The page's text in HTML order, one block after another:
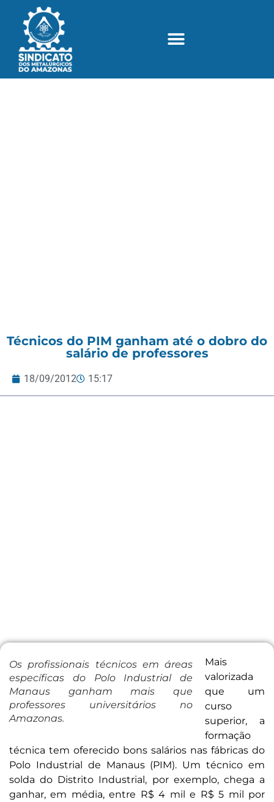
Técnicos do PIM ganham até o dobro do
salário de professores
18/09/2012 15:17
Os profissionais técnicos em áreas
específicas do Polo Industrial de
Manaus ganham mais que
professores universitários no
Amazonas.
Mais
valorizada
que um
curso
superior, a
formação
técnica tem oferecido bons salários nas fábricas do
Polo Industrial de Manaus (PIM). Um técnico em
solda do Distrito Industrial, por exemplo, chega a
ganhar, em média, entre R$ 4 mil e R$ 5 mil por